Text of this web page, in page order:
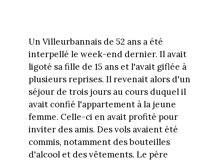
Un Villeurbannais de 52 ans a été
interpellé le week-end dernier. Il avait
ligoté sa fille de 15 ans et l'avait giflée à
plusieurs reprises. Il revenait alors d'un
séjour de trois jours au cours duquel il
avait confié l'appartement à la jeune
femme. Celle-ci en avait profité pour
inviter des amis. Des vols avaient été
commis, notamment des bouteilles
d'alcool et des vêtements. Le père